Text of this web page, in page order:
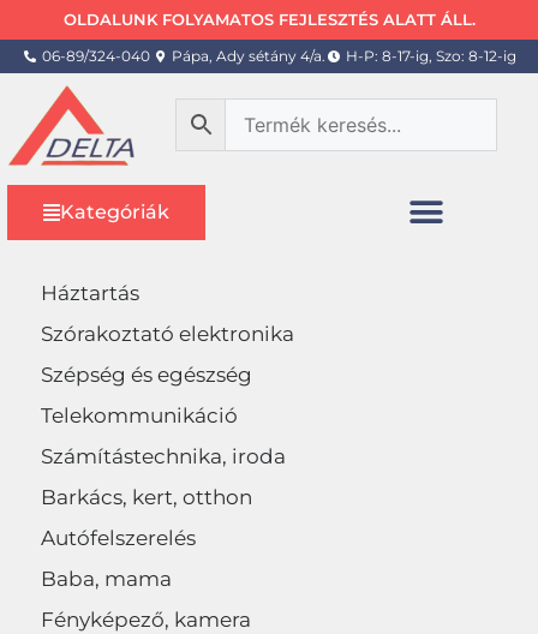
OLDALUNK FOLYAMATOS FEJLESZTÉS ALATT ÁLL.
06-89/324-040 Pápa, Ady sétány 4/a. H-P: 8-17-ig, Szo: 8-12-ig
Kategóriák
Háztartás
Szórakoztató elektronika
Szépség és egészség
Telekommunikáció
Számítástechnika, iroda
Barkács, kert, otthon
Autófelszerelés
Baba, mama
Fényképező, kamera